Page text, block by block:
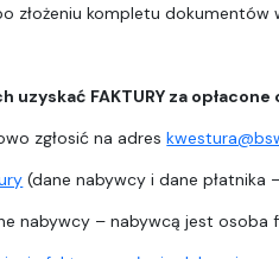
kompletu dokumentów
FAKTURY za opłacone
zgłosić na adres
(dane nabywcy i dane płatnika
nabywcy – nabywcą jest osoba